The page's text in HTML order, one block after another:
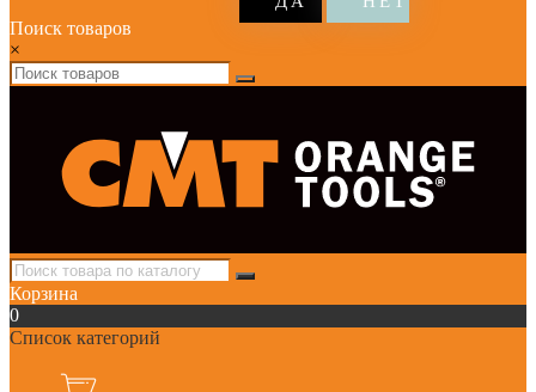
Поиск товаров
×
Корзина
0
Список категорий